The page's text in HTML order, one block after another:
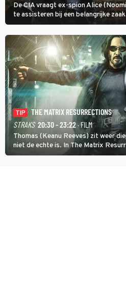
De CIA vraagt ex-spion Alice
te assisteren bij een belangrijke
degene die haar aanstelde kwade
TIP
THE MATRIX RESURRECTIONS
STRAKS 20:30 - 23:22· FILM
Thomas (Keanu Reeves) zit weer
niet de echte is. In The Matrix
proberen uit deze schijnwereld te